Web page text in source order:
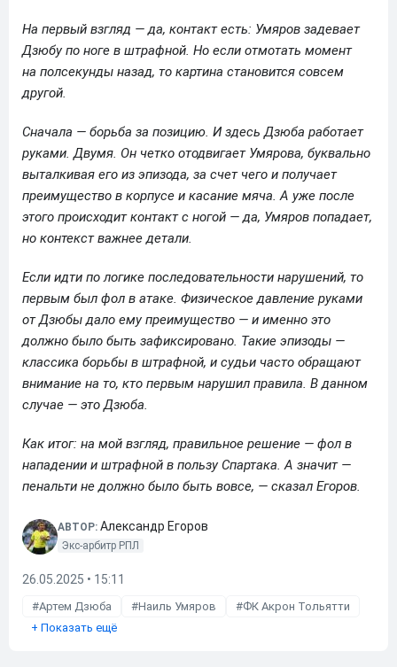
На первый взгляд — да, контакт есть: Умяров задевает
Дзюбу по ноге в штрафной. Но если отмотать момент
на полсекунды назад, то картина становится совсем
другой.
Сначала — борьба за позицию. И здесь Дзюба работает
руками. Двумя. Он четко отодвигает Умярова, буквально
выталкивая его из эпизода, за счет чего и получает
преимущество в корпусе и касание мяча. А уже после
этого происходит контакт с ногой — да, Умяров попадает,
но контекст важнее детали.
Если идти по логике последовательности нарушений, то
первым был фол в атаке. Физическое давление руками
от Дзюбы дало ему преимущество — и именно это
должно было быть зафиксировано. Такие эпизоды —
классика борьбы в штрафной, и судьи часто обращают
внимание на то, кто первым нарушил правила. В данном
случае — это Дзюба.
Как итог: на мой взгляд, правильное решение — фол в
нападении и штрафной в пользу Спартака. А значит —
пенальти не должно было быть вовсе, — сказал Егоров.
АВТОР: Александр Егоров
Экс-арбитр РПЛ
26.05.2025 • 15:11
Артем Дзюба Наиль Умяров
ФК Акрон Тольятти
+ Показать ещё